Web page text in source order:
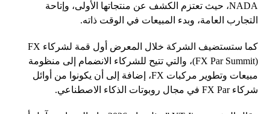
NADA، حيث تعتزم الكشف عن منتجاتها الأولى، وإتاحة
التجارب العامة، وبدء المبيعات في الوقت ذاته.
كما ستستضيف الشركة خلال المعرض أول قمة لشركاء FX
(FX Par Summit)، والتي تتيح للشركاء الانضمام إلى منظومة
مبيعات وتطوير مركبات FX، إضافة إلى أن يكونوا من أوائل
شركاء FX Par في مجال روبوتات الذكاء الاصطناعي.